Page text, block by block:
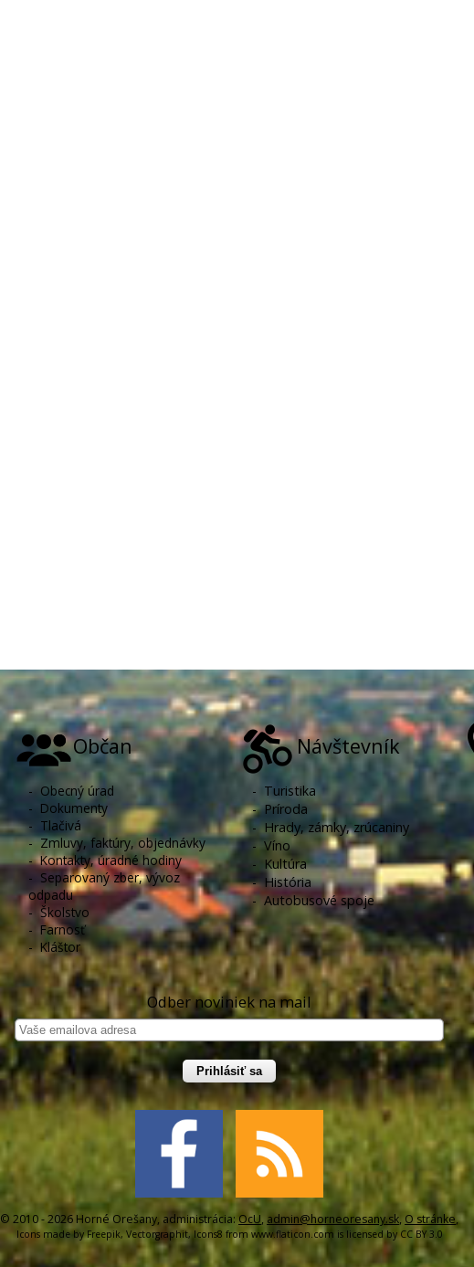
Občan
- Obecný úrad
- Dokumenty
- Tlačivá
-Zmluvy, faktúry, objednávky
-Kontakty, úradné hodiny
- Separovaný zber, vývoz
odpadu
-Školstvo
-Farnosť
-Kláštor
Návštevník
- Turistika
-Príroda
-Hrady, zámky, zrúcaniny
-Víno
- Kultúra
-História
-Autobusové spoje
Odber noviniek na mail
Prihlásiť sa
© 2010 - 2026 Horné Orešany, administrácia: OcU, admin@horneoresany.sk, O stránke,
Icons made byFreepik, Vectorgraphit, Icons8 from www.flaticon.com is licensed by CC BY 3.0